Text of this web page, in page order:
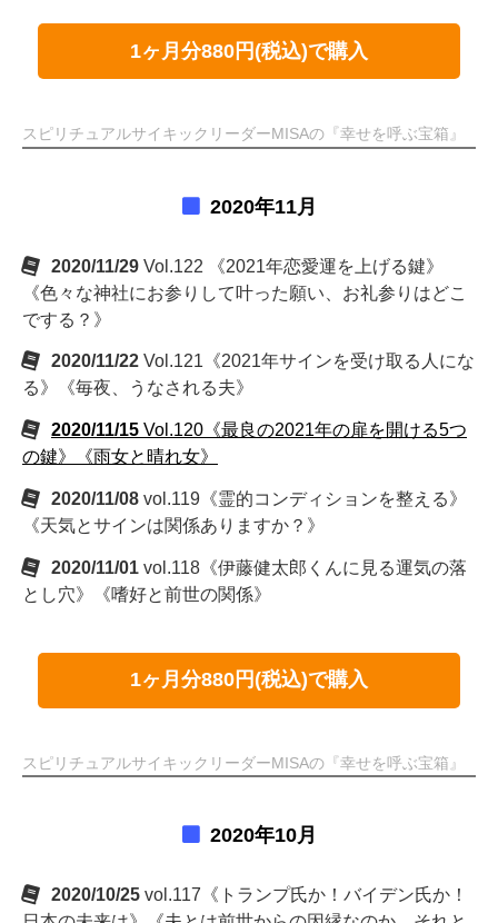
1ヶ月分880円(税込)で購入
スピリチュアルサイキックリーダーMISAの『幸せを呼ぶ宝箱』
2020年11月
2020/11/29 Vol.122 《2021年恋愛運を上げる鍵》
《色々な神社にお参りして叶った願い、お礼参りはどこ
でする？》
2020/11/22 Vol.121《2021年サインを受け取る人にな
る》《毎夜、うなされる夫》
2020/11/15 Vol.120《最良の2021年の扉を開ける5つ
の鍵》《雨女と晴れ女》
2020/11/08 vol.119《霊的コンディションを整える》
《天気とサインは関係ありますか？》
2020/11/01 vol.118《伊藤健太郎くんに見る運気の落
とし穴》《嗜好と前世の関係》
1ヶ月分880円(税込)で購入
スピリチュアルサイキックリーダーMISAの『幸せを呼ぶ宝箱』
2020年10月
2020/10/25 vol.117《トランプ氏か！バイデン氏か！